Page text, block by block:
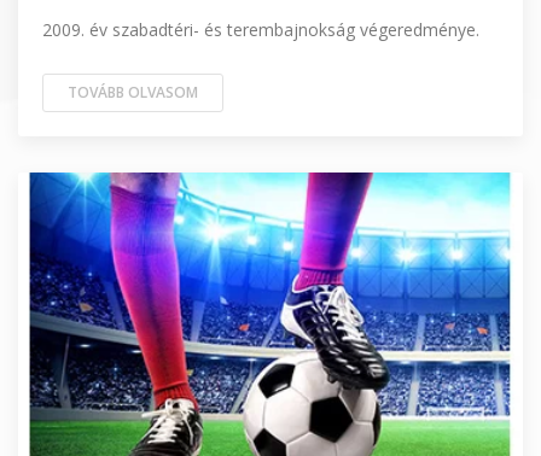
2009. év szabadtéri- és terembajnokság végeredménye.
TOVÁBB OLVASOM